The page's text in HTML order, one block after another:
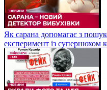
Як сарана допомагає з
експеримент із супернюхом